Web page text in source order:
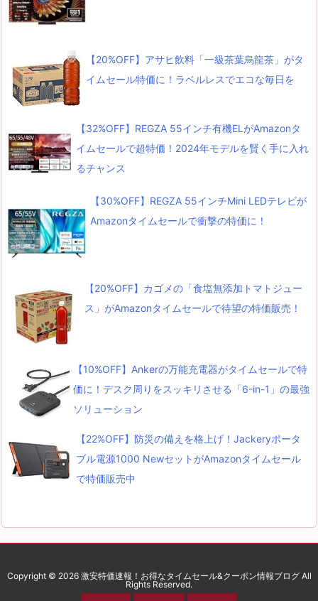
【20%OFF】アサヒ飲料「一級茶葉烏龍茶」がタ
イムセール特価に！ラベルレスでエコな毎日を
【32%OFF】REGZA 55インチ有機ELがAmazonタ
イムセールで超特価！2024年モデルを賢く手に入れ
るチャンス
【30%OFF】REGZA 55インチMini LEDテレビが
Amazonタイムセールで衝撃の特価に！
【20%OFF】カゴメの「食塩無添加トマトジュー
ス」がAmazonタイムセールで待望の特価販売！
【10%OFF】Ankerの万能充電器がタイムセールで特
価に！デスク周りをスッキリさせる「6-in-1」の最強
ソリューション
【22%OFF】防災の備えを格上げ！Jackeryポータ
ブル電源1000 NewセットがAmazonタイムセール
で特価販売中
Copyright © 2026 激安特価速報！お得なタイムセール&クーポン情報ブログAll
Rights Reserved.